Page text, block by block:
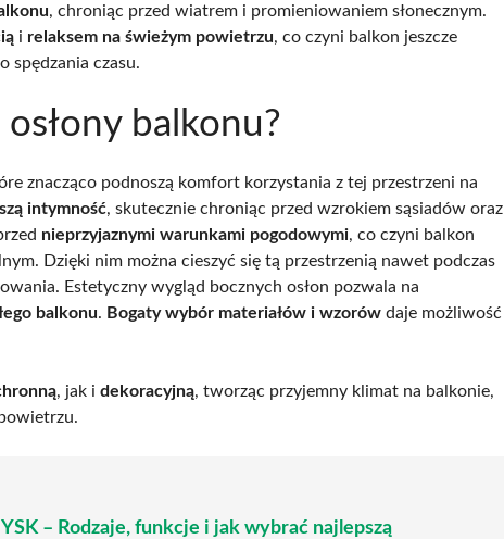
, chroniąc przed wiatrem i promieniowaniem słonecznym.
i relaksem na świeżym powietrzu, co czyni balkon jeszcze
spędzania czasu.
balkonu?
znacząco podnoszą komfort korzystania z tej przestrzeni na
intymność, skutecznie chroniąc przed wzrokiem sąsiadów oraz
nieprzyjaznymi warunkami pogodowymi, co czyni balkon
Dzięki nim można cieszyć się tą przestrzenią nawet podczas
Estetyczny wygląd bocznych osłon pozwala na
balkonu. Bogaty wybór materiałów i wzorów daje możliwość
, jak i dekoracyjną, tworząc przyjemny klimat na balkonie,
– Rodzaje, funkcje i jak wybrać najlepszą